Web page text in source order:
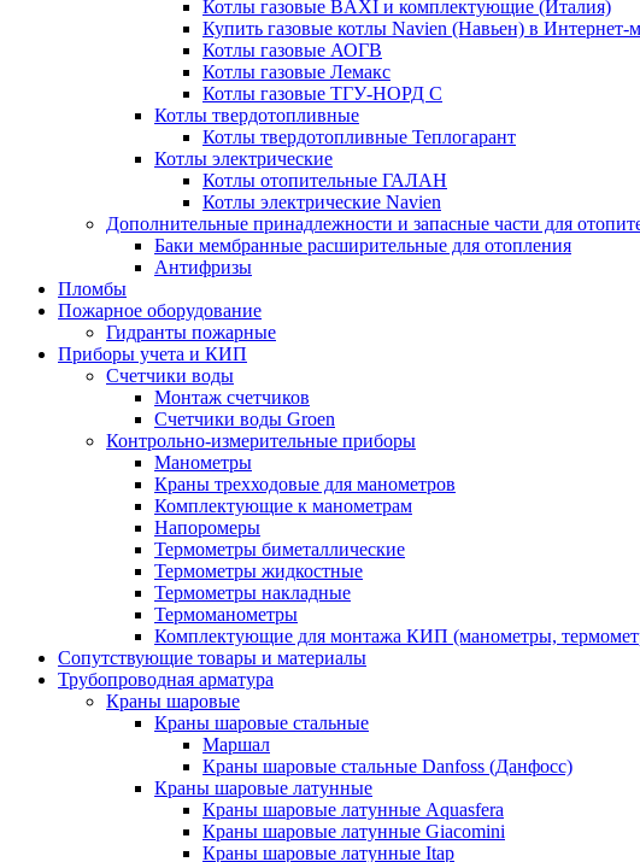
Котлы газовые BAXI и комплектующие (Италия)
Купить газовые котлы Navien (Навьен) в
Котлы газовые АОГВ
Котлы газовые Лемакс
Котлы газовые ТГУ-НОРД С
Котлы твердотопливные
Котлы твердотопливные Теплогарант
Котлы электрические
Котлы отопительные ГАЛАН
Котлы электрические Navien
Дополнительные принадлежности и запасные части для
Баки мембранные расширительные для отопления
Антифризы
Пломбы
Пожарное оборудование
Гидранты пожарные
Приборы учета и КИП
Счетчики воды
Монтаж счетчиков
Счетчики воды Groen
Контрольно-измерительные приборы
Манометры
Краны трехходовые для манометров
Комплектующие к манометрам
Напоромеры
Термометры биметаллические
Термометры жидкостные
Термометры накладные
Термоманометры
Комплектующие для монтажа КИП (манометры,
Сопутствующие товары и материалы
Трубопроводная арматура
Краны шаровые
Краны шаровые стальные
Маршал
Краны шаровые стальные Danfoss (Данфосс)
Краны шаровые латунные
Краны шаровые латунные Aquasfera
Краны шаровые латунные Giacomini
Краны шаровые латунные Itap